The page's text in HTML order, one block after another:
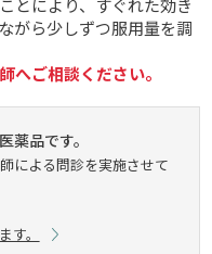
とにより、すぐれた効き
がら少しずつ服用量を調
へご相談ください。
薬品です。
による問診を実施させて
す。